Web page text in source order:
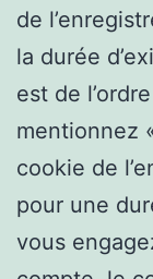
de
la durée
est de
mentionnez
cookie de
pour une
vous